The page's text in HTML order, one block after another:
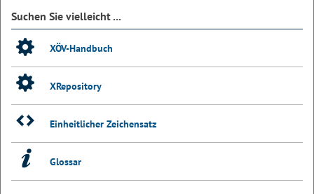
Suchen Sie vielleicht ...
XÖV-Handbuch
XRepository
Einheitlicher Zeichensatz
Glossar